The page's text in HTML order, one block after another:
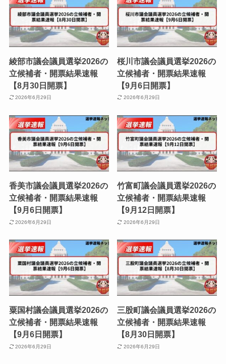
綾部市議会議員選挙2026の
立候補者・開票結果速報
【8月30日開票】
2026年6月29日
桜川市議会議員選挙2026の
立候補者・開票結果速報
【9月6日開票】
2026年6月29日
香美市議会議員選挙2026の
立候補者・開票結果速報
【9月6日開票】
2026年6月29日
竹富町議会議員選挙2026の
立候補者・開票結果速報
【9月12日開票】
2026年6月29日
粟国村議会議員選挙2026の
立候補者・開票結果速報
【9月6日開票】
2026年6月29日
三股町議会議員選挙2026の
立候補者・開票結果速報
【8月30日開票】
2026年6月29日